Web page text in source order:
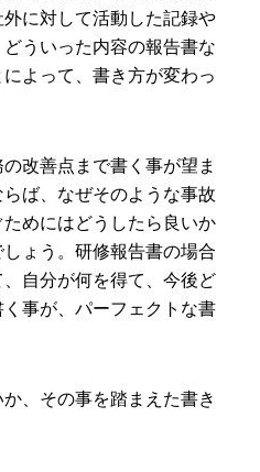
に対して活動した記録や
ういった内容の報告書な
よって、書き方が変わっ
改善点まで書く事が望ま
ば、なぜそのような事故
めにはどうしたら良いか
ょう。研修報告書の場合
自分が何を得て、今後ど
事が、パーフェクトな書
、その事を踏まえた書き